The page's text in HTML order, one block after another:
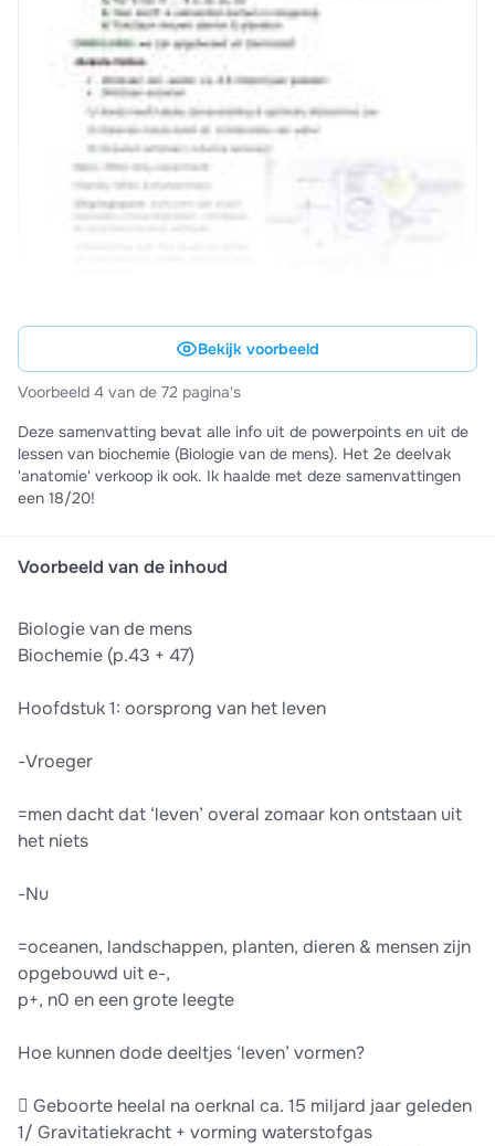
Bekijk voorbeeld
Voorbeeld 4 van de 72 pagina's
Deze samenvatting bevat alle info uit de powerpoints en uit de
lessen van biochemie (Biologie van de mens). Het 2e deelvak
'anatomie' verkoop ik ook. Ik haalde met deze samenvattingen
een 18/20!
Voorbeeld van de inhoud
Biologie van de mens
Biochemie (p.43 + 47)
Hoofdstuk 1: oorsprong van het leven
-Vroeger
=men dacht dat ‘leven’ overal zomaar kon ontstaan uit
het niets
-Nu
=oceanen, landschappen, planten, dieren & mensen zijn
opgebouwd uit e-,
p+, n0 en een grote leegte
Hoe kunnen dode deeltjes ‘leven’ vormen?
 Geboorte heelal na oerknal ca. 15 miljard jaar geleden
1/ Gravitatiekracht + vorming waterstofgas